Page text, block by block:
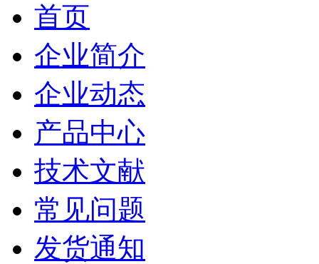
首页
企业简介
企业动态
产品中心
技术文献
常见问题
发货通知